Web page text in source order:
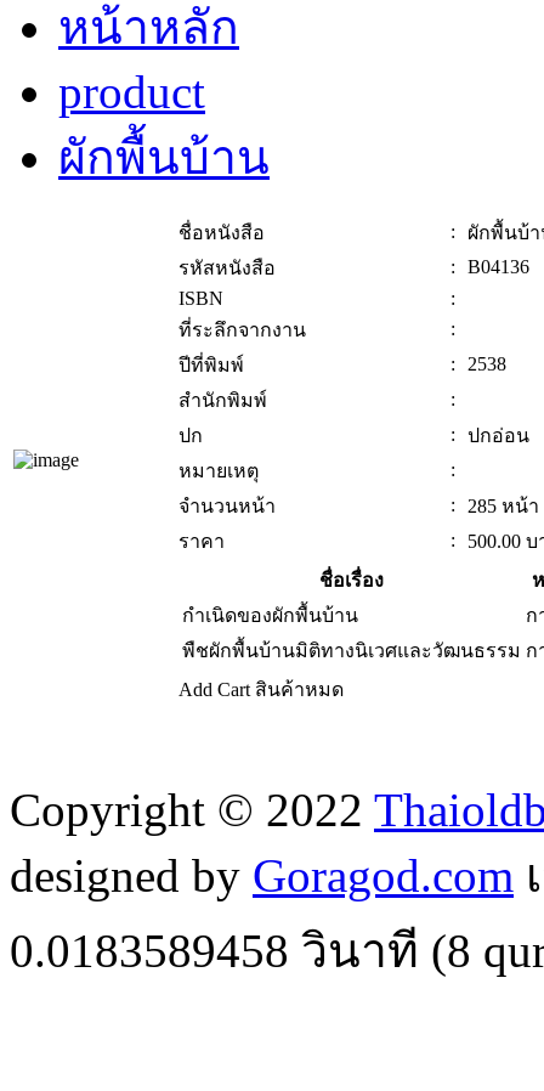
หน้าหลัก
product
ผักพื้นบ้าน
ชื่อหนังสือ :
ผักพื้นบ้
รหัสหนังสือ
:
B04136
ISBN
:
ที่ระลึกจากงาน
:
ปีที่พิมพ์
:
2538
สำนักพิมพ์
:
ปก
:
ปกอ่อน
หมายเหตุ
:
จำนวนหน้า
:
285 หน้า
ราคา
: 500.00 บ
ชื่อเรื่อง
กำเนิดของผักพื้นบ้าน
ก
พืชผักพื้นบ้านมิติทางนิเวศและวัฒนธรรม ก
Add Cart สินค้าหมด
Copyright © 2022
designed by Goragod.com
0.0183589458 วินาที (8